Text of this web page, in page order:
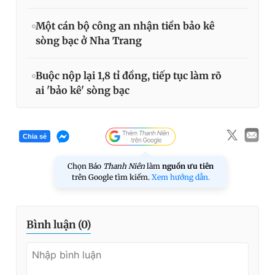
Một cán bộ công an nhận tiền bảo kê
sòng bạc ở Nha Trang
Buộc nộp lại 1,8 tỉ đồng, tiếp tục làm rõ
ai 'bảo kê' sòng bạc
Chia sẻ
Chọn Báo Thanh Niên làm nguồn ưu tiên
trên Google tìm kiếm. Xem hướng dẫn.
Bình luận (0)